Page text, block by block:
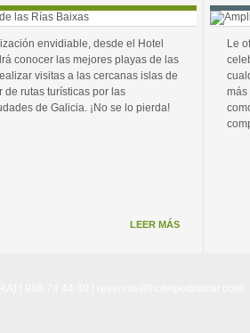
envidiable, desde el Hotel
conocer las mejores playas de las
visitas a las cercanas islas de
de rutas turísticas por las
de Galicia. ¡No se lo pierda!
LEER MÁS
Le
más